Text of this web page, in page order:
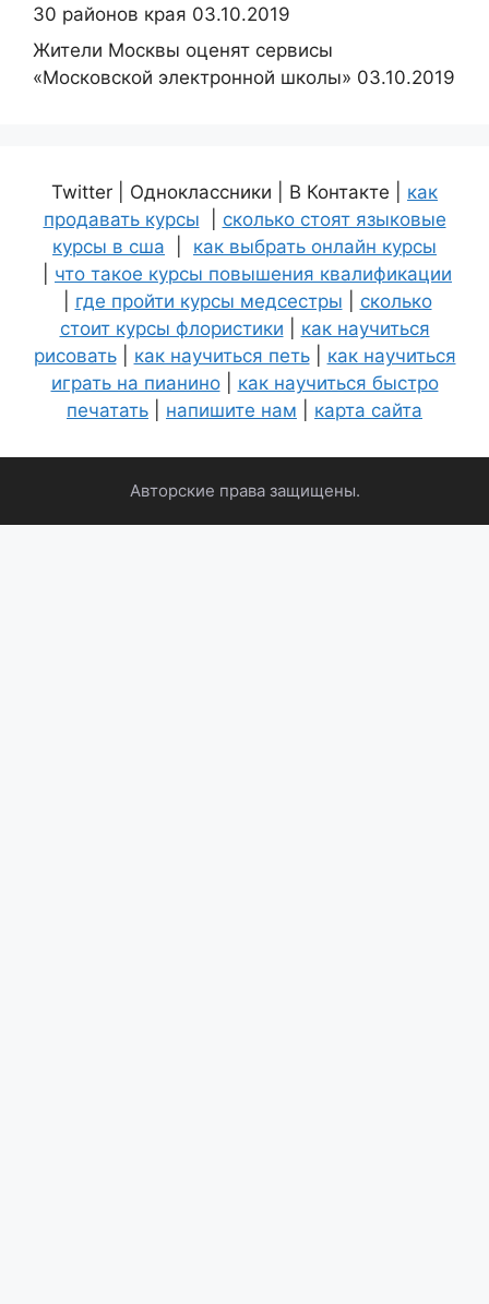
30 районов края 03.10.2019
Жители Москвы оценят сервисы
«Московской электронной школы» 03.10.2019
Twitter | Одноклассники | В Контакте | как
продавать курсы
сколько стоят языковые
курсы в сша
как выбрать онлайн курсы
что такое курсы повышения квалификации
где пройти курсы медсестры
сколько
стоит курсы флористики
как научиться
рисовать| как научиться петь| как научиться
играть на пианино| как научиться быстро
печатать
напишите нам карта сайта
Авторские права защищены.